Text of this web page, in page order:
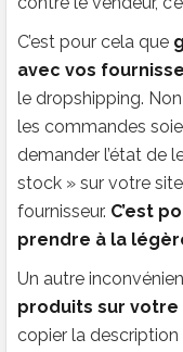
C’est pour cela que
avec vos
le dropshipping.
les commandes
demander l’état de
stock » sur votre
fournisseur. C’est
prendre à la
Un autre
produits sur
copier la